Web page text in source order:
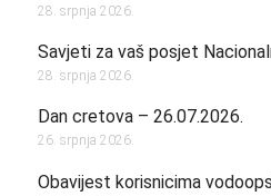
28. srpnja 2026.
Savjeti za vaš posjet
28. srpnja 2026.
Dan cretova – 26.07.2026.
26. srpnja 2026.
Obavijest korisnicima